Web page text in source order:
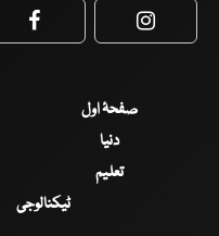
Facebook
صفحۂ اول
دنیا
تعلیم
ٹیکنالوجی